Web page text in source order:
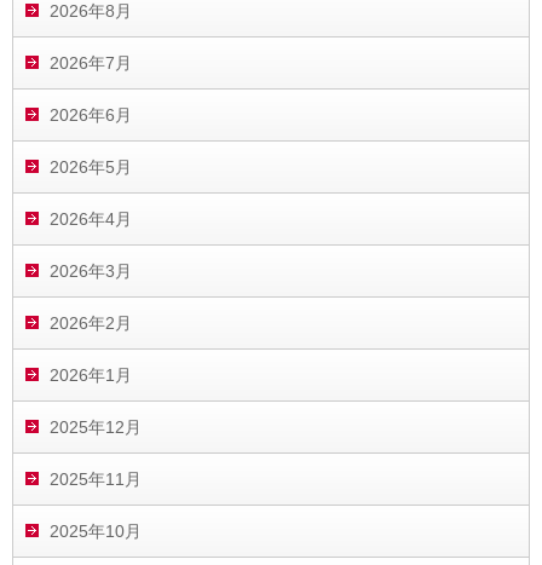
2026年8月
2026年7月
2026年6月
2026年5月
2026年4月
2026年3月
2026年2月
2026年1月
2025年12月
2025年11月
2025年10月